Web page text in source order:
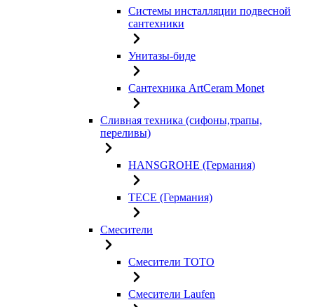
Системы инсталляции подвесной
сантехники
Унитазы-биде
Сантехника ArtCeram Monet
Сливная техника (сифоны,трапы,
переливы)
HANSGROHE (Германия)
TECE (Германия)
Смесители
Смесители TOTO
Смесители Laufen